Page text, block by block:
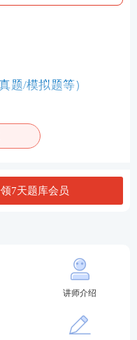
题/模拟题等）
住？233网校老师带
7天题库会员
讲师介绍